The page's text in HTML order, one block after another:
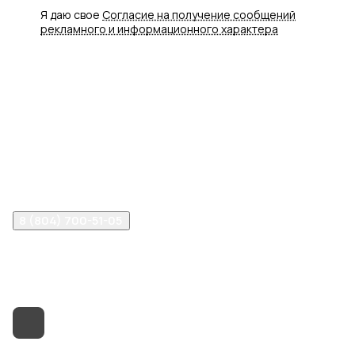
Я даю свое Согласие на получение сообщений
рекламного и информационного характера